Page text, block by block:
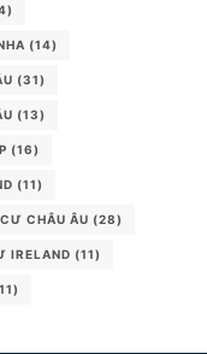
(14)
(31)
(13)
(16)
(11)
CHÂU ÂU (28)
IRELAND (11)